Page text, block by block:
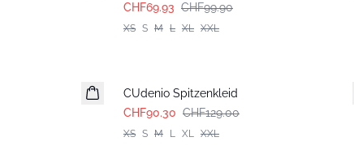
CHF69.93 CHF99.90
XS S M L XL XXL
CUdenio Spitzenkleid
CHF90.30 CHF129.00
XS S M L XL XXL